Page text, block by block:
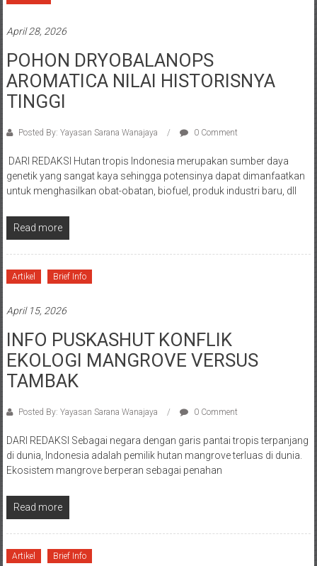
April 28, 2026
POHON DRYOBALANOPS
AROMATICA NILAI HISTORISNYA
TINGGI
Posted By: Yayasan Sarana Wanajaya 0 Comment
DARI REDAKSI Hutan tropis Indonesia merupakan sumber daya
genetik yang sangat kaya sehingga potensinya dapat dimanfaatkan
untuk menghasilkan obat-obatan, biofuel, produk industri baru, dll
Read more
Artikel Brief Info
April 15, 2026
INFO PUSKASHUT KONFLIK
EKOLOGI MANGROVE VERSUS
TAMBAK
Posted By: Yayasan Sarana Wanajaya 0 Comment
DARI REDAKSI Sebagai negara dengan garis pantai tropis terpanjang
di dunia, Indonesia adalah pemilik hutan mangrove terluas di dunia.
Ekosistem mangrove berperan sebagai penahan
Read more
Artikel Brief Info